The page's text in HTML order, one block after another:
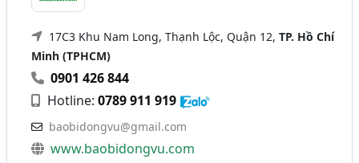
17C3 Khu Nam Long, Thạnh Lộc, Quận 12,TP. Hồ Chí
Minh (TPHCM)
0901 426 844
Hotline:0789 911 919
baobidongvu@gmail.com
www.baobidongvu.com